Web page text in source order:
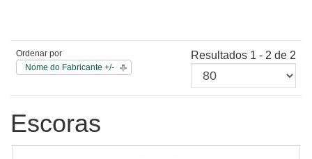
Ordenar por
Nome do Fabricante +/-
Resultados 1 - 2 de 2
Escoras